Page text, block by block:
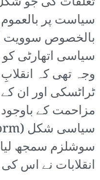
سیاست پر
بالخصوص
سیاسی اتھارٹی
وجہ تھی کہ
ٹراٹسکی اور ان
مزاحمت کے
سوشلزم سمجھ لیا
انقلابات نے اس